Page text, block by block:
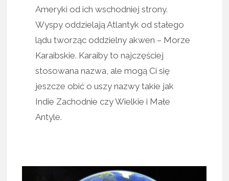
Ameryki od ich wschodniej strony.
Wyspy oddzielają Atlantyk od stałego
lądu tworząc oddzielny akwen – Morze
Karaibskie. Karaiby to najczęściej
stosowana nazwa, ale mogą Ci się
jeszcze obić o uszy nazwy takie jak
Indie Zachodnie czy Wielkie i Małe
Antyle.